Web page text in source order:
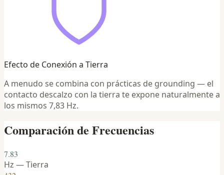
Efecto de Conexión a Tierra
A menudo se combina con prácticas de grounding — el
contacto descalzo con la tierra te expone naturalmente a
los mismos 7,83 Hz.
Comparación de Frecuencias
7.83
Hz — Tierra